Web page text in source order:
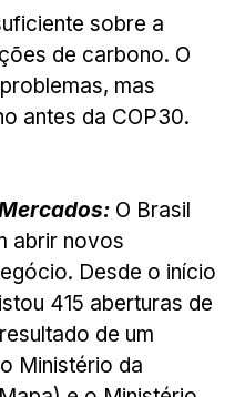
sobre a
de carbono. O
mas
antes da COP30.
O Brasil
abrir novos
Desde o início
415 aberturas de
de um
Ministério da